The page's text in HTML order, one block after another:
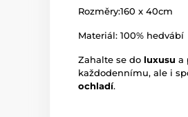
Rozměry:160 x 40cm
Materiál: 100% hedvábí
Zahalte se do luxusu a
každodennímu, ale i
ochladí.